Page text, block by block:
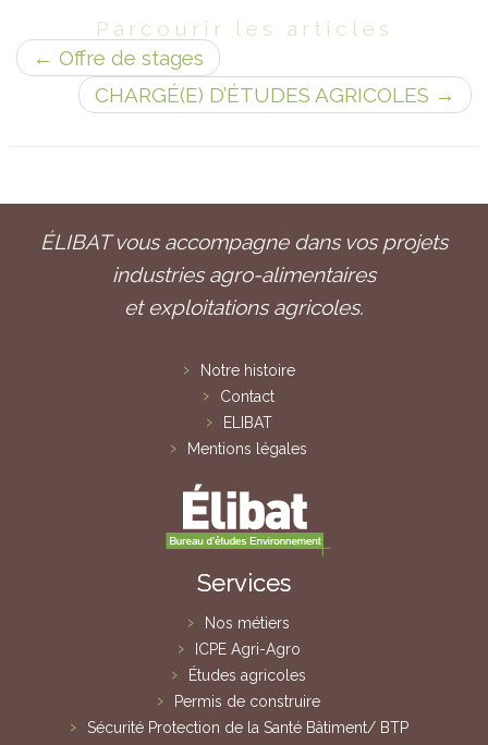
Parcourir les articles
← Offre de stages
CHARGÉ(E) D’ÉTUDES AGRICOLES →
ÉLIBAT vous accompagne dans vos projets
industries agro-alimentaires
et exploitations agricoles.
Notre histoire
Contact
ELIBAT
Mentions légales
Services
Nos métiers
ICPE Agri-Agro
Études agricoles
Permis de construire
Sécurité Protection de la Santé Bâtiment/ BTP